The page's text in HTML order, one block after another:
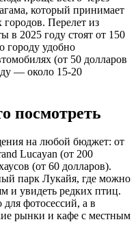
который принимает
Перелет из
в 2025 году стоят от 150
городу удобно
(от 50 долларов
— около 15-20
посмотреть
на любой бюджет: от
Lucayan (от 200
(от 60 долларов).
парк Лукайя, где можно
и увидеть редких птиц.
фотосессий, а в
рынки и кафе с местным